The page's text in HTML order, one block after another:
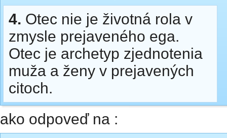
4. Otec nie je životná rola v
zmysle prejaveného ega.
Otec je archetyp zjednotenia
muža a ženy v prejavených
citoch.
ako odpoveď na :